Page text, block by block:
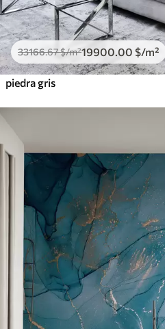
33166.67$/m²19900.00 $/m²
piedra gris